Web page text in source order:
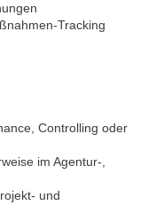
Tracking
Controlling oder
im Agentur-,
und